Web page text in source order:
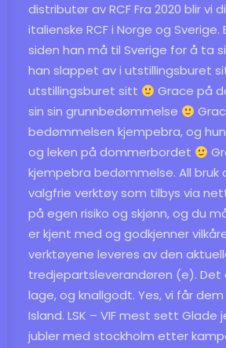
distributør av RCF Fra 2020 blir vi
italienske RCF i Norge og Sverige.
siden han må til Sverige for å ta
han slappet av i utstillingsburet
utstillingsburet sitt
Grace på
sin sin grunnbedømmelse
bedømmelsen kjempebra, og
og leken på dommerbordet
kjempebra bedømmelse. All bruk
valgfrie verktøy som tilbys via
på egen risiko og skjønn, og du
er kjent med og godkjenner
verktøyene leveres av den
tredjepartsleverandøren (e). Det
lage, og knallgodt. Yes, vi får dem
Island. LSK – VIF mest sett Glade
jubler med stockholm etter